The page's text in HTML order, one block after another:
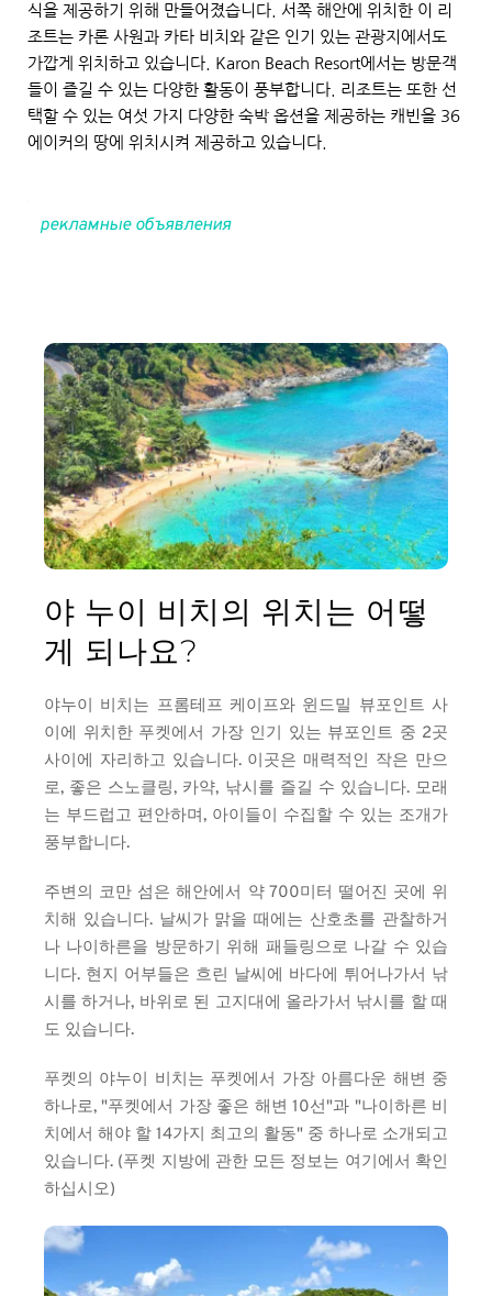
식을 제공하기 위해 만들어졌습니다. 서쪽 해안에 위치한 이 리
조트는 카론 사원과 카타 비치와 같은 인기 있는 관광지에서도
가깝게 위치하고 있습니다. Karon Beach Resort에서는 방문객
들이 즐길 수 있는 다양한 활동이 풍부합니다. 리조트는 또한 선
택할 수 있는 여섯 가지 다양한 숙박 옵션을 제공하는 캐빈을 36
에이커의 땅에 위치시켜 제공하고 있습니다.
рекламные объявления
야 누이 비치의 위치는 어떻
게 되나요?
야누이 비치는 프롬테프 케이프와 윈드밀 뷰포인트 사
이에 위치한 푸켓에서 가장 인기 있는 뷰포인트 중 2곳
사이에 자리하고 있습니다. 이곳은 매력적인 작은 만으
로, 좋은 스노클링, 카약, 낚시를 즐길 수 있습니다. 모래
는 부드럽고 편안하며, 아이들이 수집할 수 있는 조개가
풍부합니다.
주변의 코만 섬은 해안에서 약 700미터 떨어진 곳에 위
치해 있습니다. 날씨가 맑을 때에는 산호초를 관찰하거
나 나이하른을 방문하기 위해 패들링으로 나갈 수 있습
니다. 현지 어부들은 흐린 날씨에 바다에 튀어나가서 낚
시를 하거나, 바위로 된 고지대에 올라가서 낚시를 할 때
도 있습니다.
푸켓의 야누이 비치는 푸켓에서 가장 아름다운 해변 중
하나로, "푸켓에서 가장 좋은 해변 10선"과 "나이하른 비
치에서 해야 할 14가지 최고의 활동" 중 하나로 소개되고
있습니다. (푸켓 지방에 관한 모든 정보는 여기에서 확인
하십시오)